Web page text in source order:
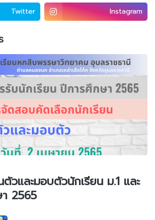
Twitter Instagram
ตัวและมอบตัวนักเรียน ม.1 และ
2565